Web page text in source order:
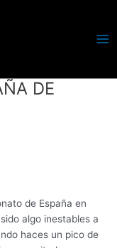
DE
de España en
algo inestables a
haces un pico de